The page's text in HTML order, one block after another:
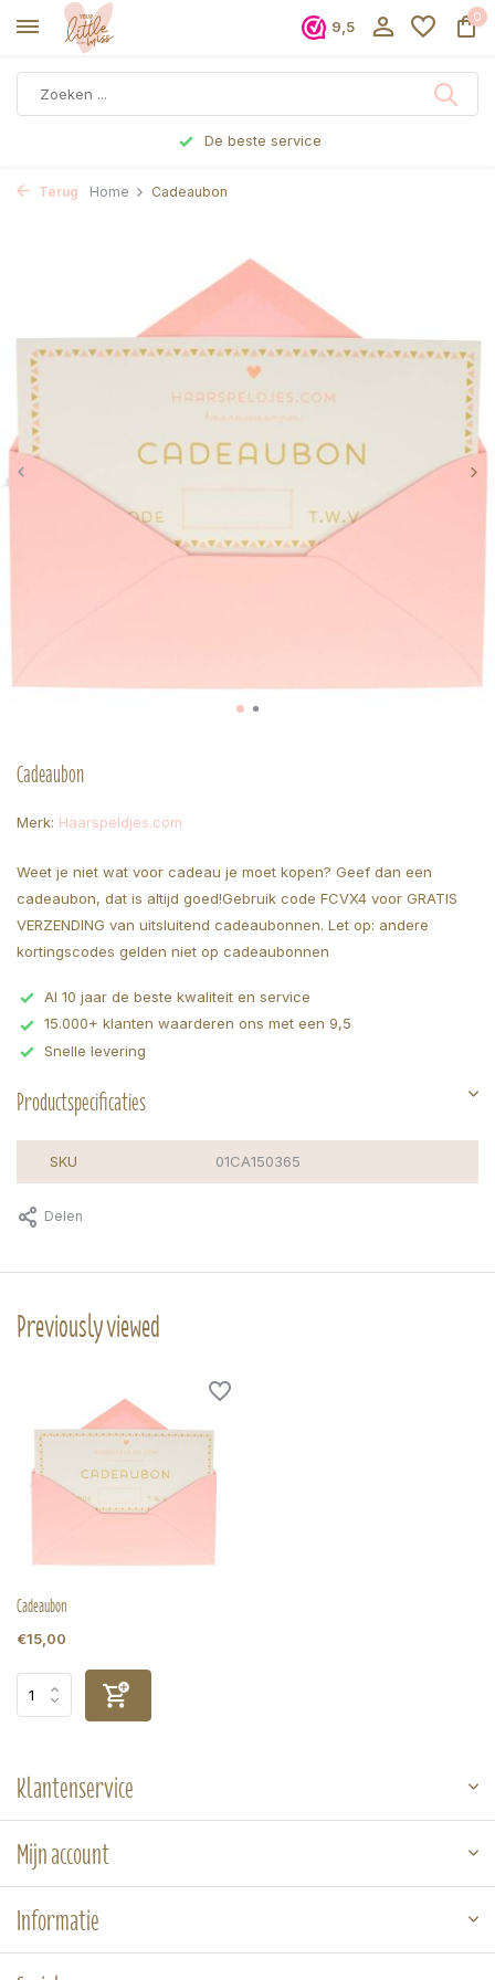
9,5
0
De beste service
Terug Home Cadeaubon
Cadeaubon
Merk: Haarspeldjes.com
Weet je niet wat voor cadeau je moet kopen? Geef dan een
cadeaubon, dat is altijd goed!Gebruik code FCVX4 voor GRATIS
VERZENDING van uitsluitend cadeaubonnen. Let op: andere
kortingscodes gelden niet op cadeaubonnen
Al 10 jaar de beste kwaliteit en service
15.000+ klanten waarderen ons met een 9,5
Snelle levering
Productspecificaties
SKU 01CA150365
Delen
Previously viewed
Cadeaubon
€15,00
Klantenservice
Mijn account
Informatie